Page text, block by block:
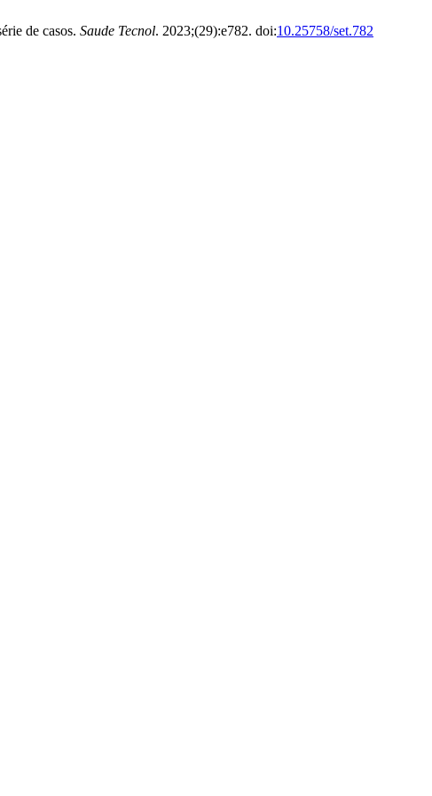
de casos. Saude Tecnol. 2023;(29):e782. doi:10.25758/set.782